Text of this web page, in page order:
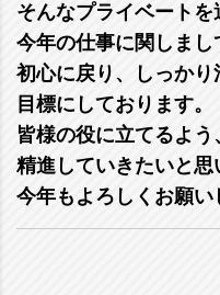
そんなプライベートを
今年の仕事に関しまし
初心に戻り、しっか
目標にしております。
皆様の役に立てるよ
精進していきたいと思
今年もよろしくお願い